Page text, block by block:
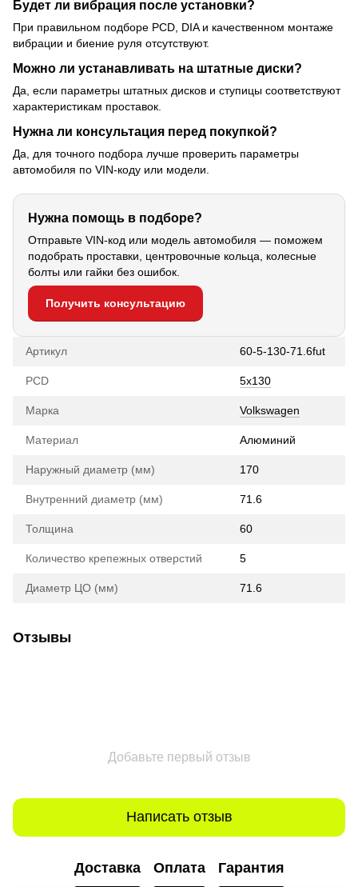
Будет ли вибрация после установки?
При правильном подборе PCD, DIA и качественном монтаже
вибрации и биение руля отсутствуют.
Можно ли устанавливать на штатные диски?
Да, если параметры штатных дисков и ступицы соответствуют
характеристикам проставок.
Нужна ли консультация перед покупкой?
Да, для точного подбора лучше проверить параметры
автомобиля по VIN-коду или модели.
Нужна помощь в подборе?
Отправьте VIN-код или модель автомобиля — поможем
подобрать проставки, центровочные кольца, колесные
болты или гайки без ошибок.
Получить консультацию
Артикул 60-5-130-71.6fut
PCD 5x130
Марка Volkswagen
Материал Алюминий
Наружный диаметр (мм) 170
Внутренний диаметр (мм) 71.6
Толщина 60
Количество крепежных отверстий 5
Диаметр ЦО (мм) 71.6
Отзывы
Добавьте первый отзыв
Написать отзыв
Доставка Оплата Гарантия